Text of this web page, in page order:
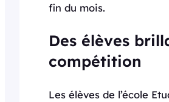
fin du mois.
Des élèves
compétition
Les élèves de l’école